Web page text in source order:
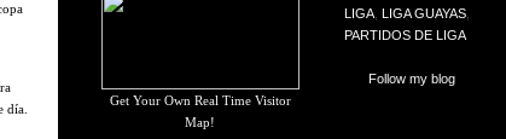
día.
Get Your Own Real Time Visitor
Map!
LIGA, LIGA GUAYAS,
PARTIDOS DE LIGA
Follow my blog